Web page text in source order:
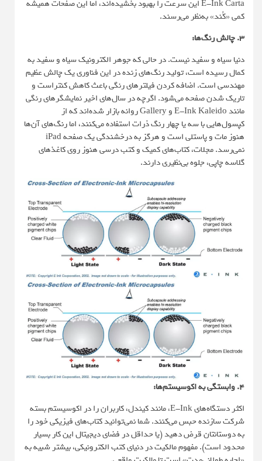
E-Ink Carta این سرعت را بهبود بخشیده‌اند، اما این صفحات همیشه
کمی «کُند» به‌نظر می‌رسند.
۳. چالش رنگ‌ها:
دنیا سیاه و سفید نیست. در حالی که جوهر الکترونیک سیاه و سفید به
کمال رسیده است، تولید رنگ‌های زنده در این فناوری یک چالش عظیم
مهندسی است. اضافه کردن فیلترهای رنگی باعث کاهش کنتراست و
تاریک شدن صفحه می‌شود. اگرچه در سال‌های اخیر نمایشگرهای رنگی
مانند E-Ink Kaleido و Gallery روانه بازار شده‌اند که از
کپسول‌هایی با سه یا چهار رنگ ذرات استفاده می‌کنند، اما رنگ‌های آن‌ها
هنوز مات و پاستلی است و هرگز به درخشندگی یک صفحه iPad
نمی‌رسد. مجلات، کتاب‌های کمیک و کتب درسی هنوز روی کاغذهای
گلاسه چاپی، جلوه بی‌نظیری دارند.
۴. وابستگی به اکوسیستم‌ها:
اکثر دستگاه‌های E-Ink، مانند کیندل، کاربران را در اکوسیستم بسته
شرکت سازنده حبس می‌کنند. شما نمی‌توانید کتاب‌های فیزیکی خود را
به دوستانتان قرض دهید (یا حداقل در فضای دیجیتال این کار بسیار
محدود است). مفهوم مالکیت در دنیای کتب الکترونیکی، بیشتر شبیه به